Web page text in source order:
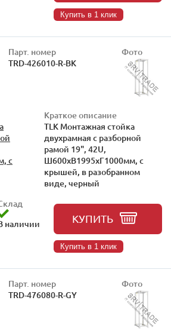
Купить в 1 клик
Парт. номер
TRD-426010-R-BK
Фото
с
Краткое описание
TLK Монтажная стойка
двухрамная с разборной
рамой 19", 42U,
Ш600xВ1995xГ1000мм, с
крышей, в разобранном
виде, черный
наличии
КУПИТЬ
Купить в 1 клик
Парт. номер
TRD-476080-R-GY
Фото